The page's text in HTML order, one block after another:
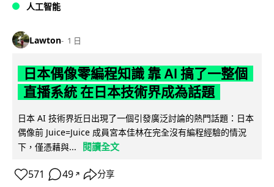
人工智能
Lawton 1 日
日本偶像零編程知識 靠 AI 搞了一整個
直播系統 在日本技術界成為話題
日本 AI 技術界近日出現了一個引發廣泛討論的熱門話題：日本
偶像前 Juice=Juice 成員宮本佳林在完全沒有編程經驗的情況
下，僅憑藉與...
閱讀全文
571 49 ↗ 分享